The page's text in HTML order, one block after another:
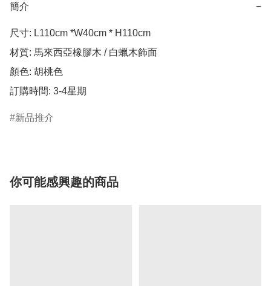
簡介 −
尺寸: L110cm *W40cm * H110cm
材質: 馬來西亞橡膠木 / 白蠟木飾面
顏色: 胡桃色
訂購時間: 3-4星期
新品推介
你可能感興趣的商品